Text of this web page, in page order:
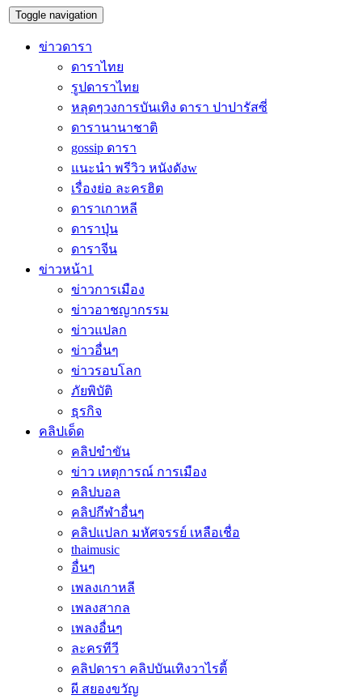
Toggle navigation
ข่าวดารา
ดาราไทย
รูปดาราไทย
หลุดๆวงการบันเทิง ดารา ปาปารัสซี่
ดารานานาชาติ
gossip ดารา
แนะนำ พรีวิว หนังดังw
เรื่องย่อ ละครฮิต
ดาราเกาหลี
ดาราปุ่น
ดาราจีน
ข่าวหน้า1
ข่าวการเมือง
ข่าวอาชญากรรม
ข่าวแปลก
ข่าวอื่นๆ
ข่าวรอบโลก
ภัยพิบัติ
ธุรกิจ
คลิปเด็ด
คลิปขำขัน
ข่าว เหตุการณ์ การเมือง
คลิปบอล
คลิปกีฬาอื่นๆ
คลิปแปลก มหัศจรรย์ เหลือเชื่อ
thaimusic
อื่นๆ
เพลงเกาหลี
เพลงสากล
เพลงอื่นๆ
ละครทีวี
คลิปดารา คลิปบันเทิงวาไรตี้
ผี สยองขวัญ